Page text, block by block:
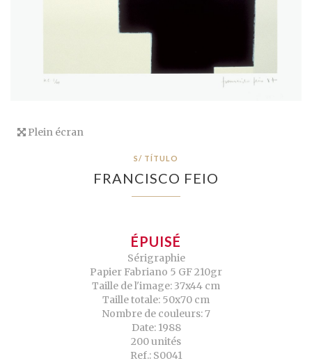
Plein écran
S/ TÍTULO
FRANCISCO FEIO
ÉPUISÉ
Sérigraphie
Papier Fabriano 5 GF 210gr
Taille de l'image: 37x44 cm
Taille totale: 50x70 cm
Nombre de couleurs: 7
Date: 1988
200 unités
Ref.: S0041